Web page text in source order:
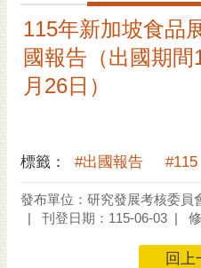
精彩府城
市府動態
市府團隊
市政資訊
115年新加坡食品
國報告（出國期
月26日）
標籤： #出國報告 #115
發布單位：研究發展考核委員
刊登日期：115-06-03
回上